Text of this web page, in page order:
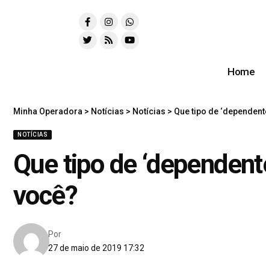
Home
Minha Operadora > Notícias > Notícias > Que tipo de
NOTÍCIAS
Que tipo de
você?
27 de maio de 2019 17:32
Por